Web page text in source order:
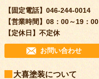
【固定電話】 046-244-0014
【営業時間】 08：00～19：00
【定休日】 不定休
お問い合わせ
大喜塗装について